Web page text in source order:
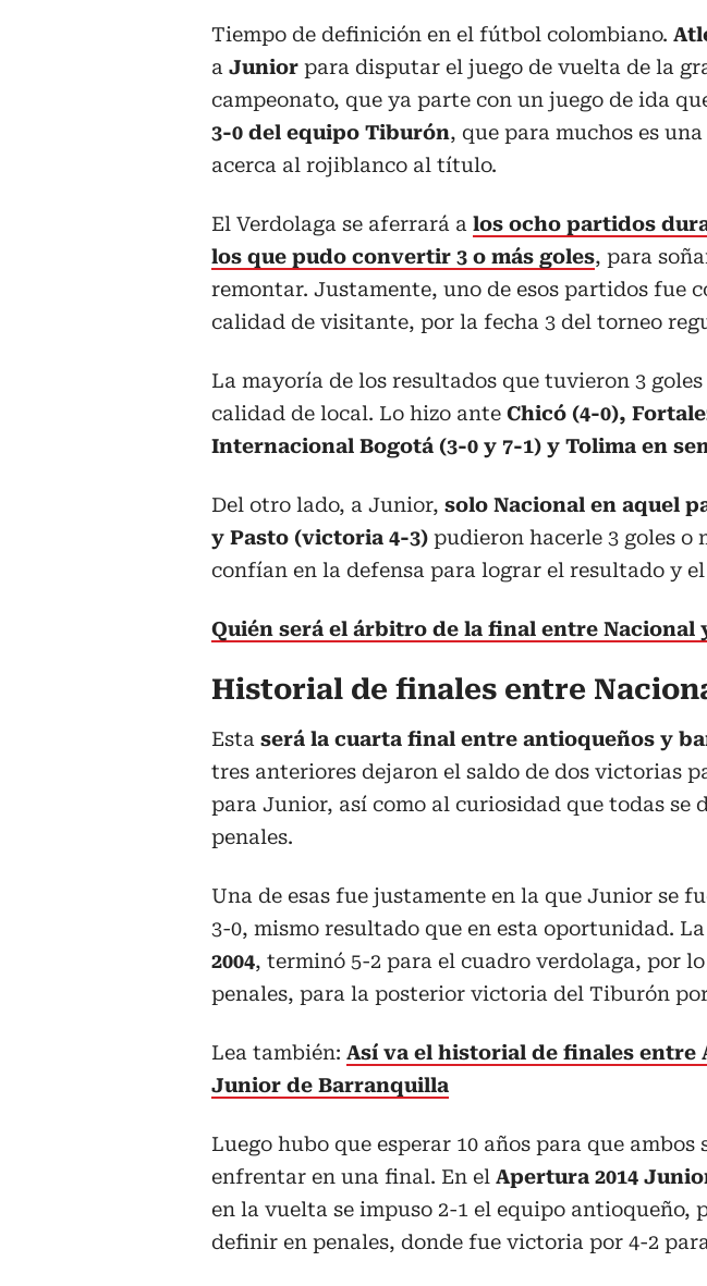
Tiempo de definición en el fútbol colombiano.
a Junior para disputar el juego de vuelta de la
campeonato, que ya parte con un juego de ida
3-0 del equipo Tiburón, que para muchos es
acerca al rojiblanco al título.
El Verdolaga se aferrará a los ocho partidos
los que pudo convertir 3 o más goles, para
remontar. Justamente, uno de esos partidos fue
calidad de visitante, por la fecha 3 del torneo
La mayoría de los resultados que tuvieron 3
calidad de local. Lo hizo ante Chicó (4-0),
Internacional Bogotá (3-0 y 7-1) y Tolima en
Del otro lado, a Junior, solo Nacional en aquel
y Pasto (victoria 4-3) pudieron hacerle 3 goles o
confían en la defensa para lograr el resultado y
Quién será el árbitro de la final entre Nacional
Historial de finales entre
Esta será la cuarta final entre antioqueños y
tres anteriores dejaron el saldo de dos victorias
para Junior, así como al curiosidad que todas se
penales.
Una de esas fue justamente en la que Junior se
3-0, mismo resultado que en esta oportunidad.
2004, terminó 5-2 para el cuadro verdolaga, por
penales, para la posterior victoria del Tiburón
Lea también: Así va el historial de finales entre
Junior de Barranquilla
Luego hubo que esperar 10 años para que ambos
enfrentar en una final. En el Apertura 2014
en la vuelta se impuso 2-1 el equipo antioqueño,
definir en penales, donde fue victoria por 4-2